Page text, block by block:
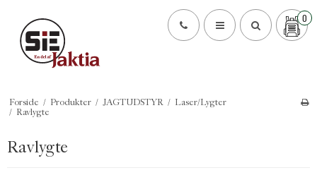
0
Forside / Produkter / JAGTUDSTYR / Laser/Lygter
/ Ravlygte
Ravlygte